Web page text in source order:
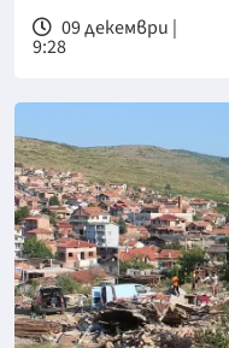
09 декември |
9:28